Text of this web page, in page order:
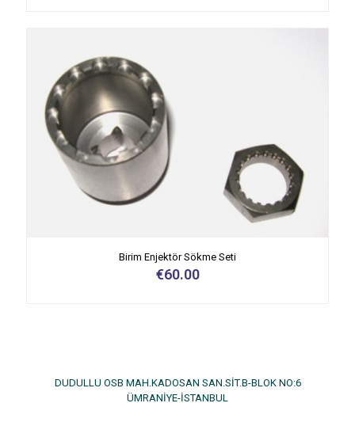
Birim Enjektör Sökme Seti
€60.00
DUDULLU OSB MAH.KADOSAN SAN.SİT.B-BLOK NO:6
ÜMRANİYE-İSTANBUL